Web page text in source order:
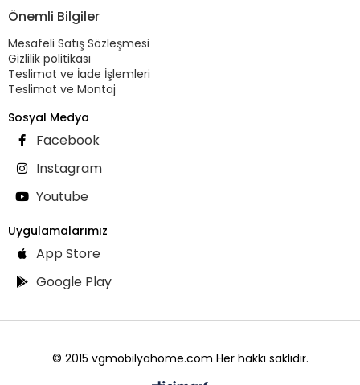
Önemli Bilgiler
Mesafeli Satış Sözleşmesi
Gizlilik politikası
Teslimat ve İade İşlemleri
Teslimat ve Montaj
Sosyal Medya
Facebook
Instagram
Youtube
Uygulamalarımız
App Store
Google Play
© 2015 vgmobilyahome.com Her hakkı saklıdır.